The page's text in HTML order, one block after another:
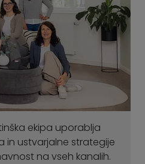
ekipa uporablja
in ustvarjalne strategije
na vseh kanalih.